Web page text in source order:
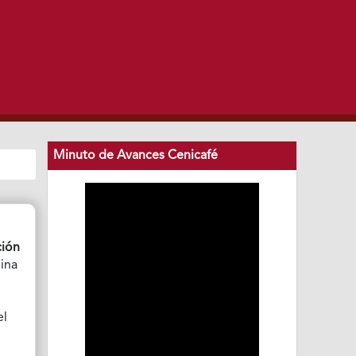
Minuto de Avances Cenicafé